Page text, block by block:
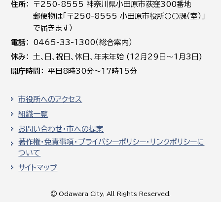
住所
〒250-8555 神奈川県小田原市荻窪300番地
郵便物は「〒250-8555 小田原市役所○○課（室）」
で届きます）
電話
0465-33-1300（総合案内）
休み
土､日､祝日、休日、年末年始 (12月29日～1月3日)
開庁時間
平日8時30分～17時15分
市役所へのアクセス
組織一覧
お問い合わせ・市への提案
著作権・免責事項・プライバシーポリシー・リンクポリシーに
ついて
サイトマップ
© Odawara City, All Rights Reserved.